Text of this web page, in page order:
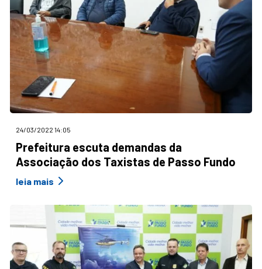
24/03/2022 14:05
Prefeitura escuta demandas da
Associação dos Taxistas de Passo Fundo
leia mais